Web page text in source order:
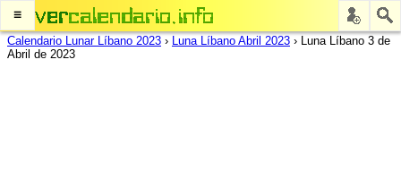
≡
Calendario Lunar Líbano 2023 › Luna Líbano Abril 2023 › Luna Líbano 3 de
Abril de 2023